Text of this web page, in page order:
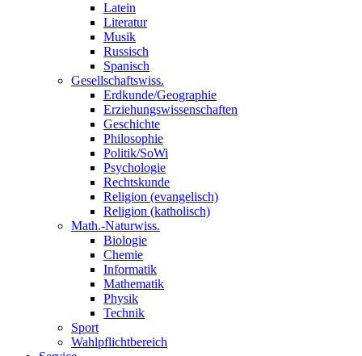
Latein
Literatur
Musik
Russisch
Spanisch
Gesellschaftswiss.
Erdkunde/Geographie
Erziehungswissenschaften
Geschichte
Philosophie
Politik/SoWi
Psychologie
Rechtskunde
Religion (evangelisch)
Religion (katholisch)
Math.-Naturwiss.
Biologie
Chemie
Informatik
Mathematik
Physik
Technik
Sport
Wahlpflichtbereich